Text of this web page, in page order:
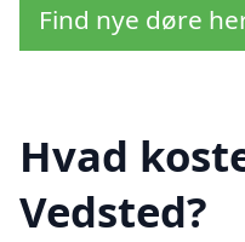
Find nye døre
Hvad
Vedsted?